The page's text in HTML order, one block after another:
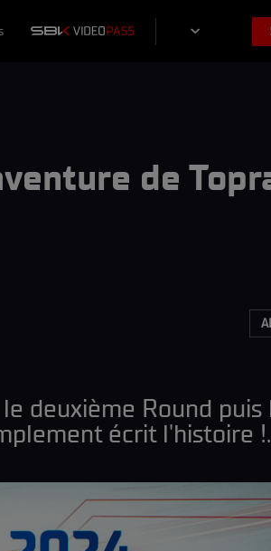
de
deuxième Round puis
écrit l'histoire !.